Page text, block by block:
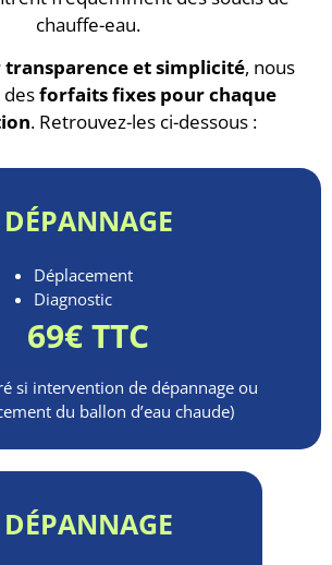
chauffe-eau.
et simplicité, nous
desforfaits fixes pour chaque
. Retrouvez-les ci-dessous :
DÉPANNAGE
Déplacement
Diagnostic
69€ TTC
si intervention de dépannage ou
du ballon d’eau chaude)
DÉPANNAGE